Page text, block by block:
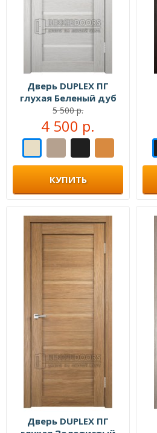
Дверь DUPLEX ПГ
глухая Беленый дуб
5 500 р.
4 500 р.
КУПИТЬ
Дверь DUPLEX ПГ